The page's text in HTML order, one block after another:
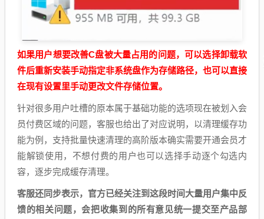
如果用户想要改善C盘被大量占用的问题，可以选择卸载软
件后重新安装手动指定非系统盘作为存储路径，也可以直接
在现有设置里手动更改文件存储位置。
针对很多用户吐槽的原本属于基础功能的选项现在被划入会
员付费区域的问题，客服也给出了对应说明，以清理缓存功
能为例，支持批量快速清理的高阶版本确实需要开通会员才
能解锁使用，不想付费的用户也可以选择手动逐个勾选内
容，逐步完成缓存清理。
客服还同步表示，官方已经关注到这段时间大量用户集中反
馈的相关问题，会把收集到的所有意见统一提交至产品部